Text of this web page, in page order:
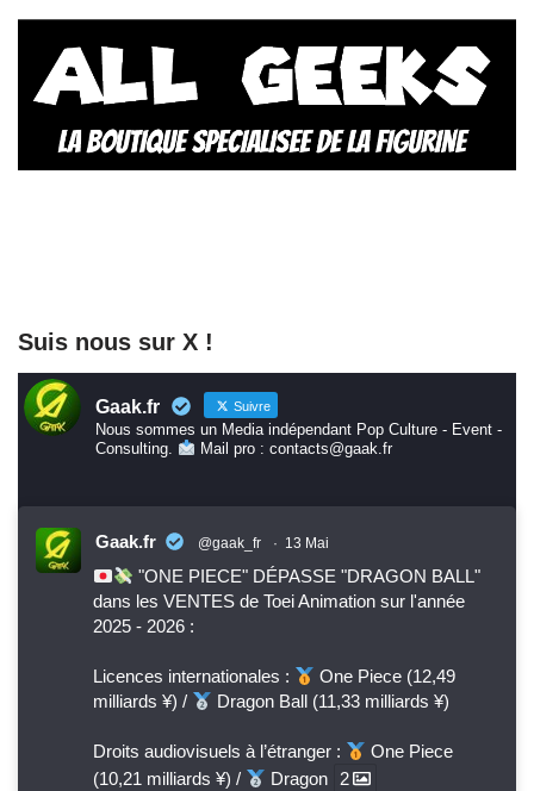
Suis nous sur X !
Gaak.fr Suivre
Nous sommes un Media indépendant Pop Culture - Event -
Consulting.
Mail pro : contacts@gaak.fr
Gaak.fr @gaak_fr · 13 Mai
"ONE PIECE" DÉPASSE "DRAGON BALL"
dans les VENTES de Toei Animation sur l'année
2025 - 2026 :
Licences internationales :
One Piece (12,49
milliards ¥) /
Dragon Ball (11,33 milliards ¥)
Droits audiovisuels à l’étranger :
One Piece
(10,21 milliards ¥) /
Dragon 2